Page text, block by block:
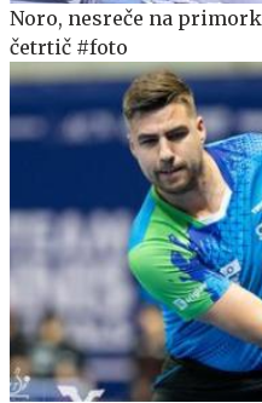
Noro, nesreče na
četrtič #foto